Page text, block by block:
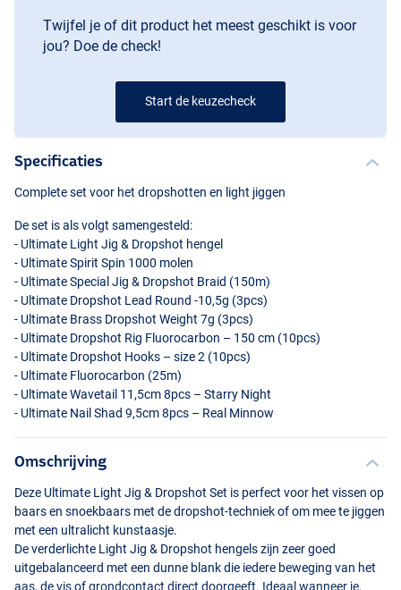
Twijfel je of dit product het meest geschikt is voor
jou? Doe de check!
Start de keuzecheck
Specificaties
Complete set voor het dropshotten en light jiggen
De set is als volgt samengesteld:
- Ultimate Light Jig & Dropshot hengel
- Ultimate Spirit Spin 1000 molen
- Ultimate Special Jig & Dropshot Braid (150m)
- Ultimate Dropshot Lead Round -10,5g (3pcs)
- Ultimate Brass Dropshot Weight 7g (3pcs)
- Ultimate Dropshot Rig Fluorocarbon – 150 cm (10pcs)
- Ultimate Dropshot Hooks – size 2 (10pcs)
- Ultimate Fluorocarbon (25m)
- Ultimate Wavetail 11,5cm 8pcs – Starry Night
- Ultimate Nail Shad 9,5cm 8pcs – Real Minnow
Omschrijving
Deze Ultimate Light Jig & Dropshot Set is perfect voor het vissen op
baars en snoekbaars met de dropshot-techniek of om mee te jiggen
met een ultralicht kunstaasje.
De verderlichte Light Jig & Dropshot hengels zijn zeer goed
uitgebalanceerd met een dunne blank die iedere beweging van het
aas, de vis of grondcontact direct doorgeeft. Ideaal wanneer je,